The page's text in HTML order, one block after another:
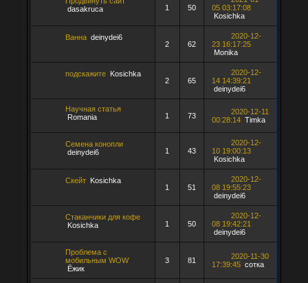
dasakruca
1 50
05 03:17:08
Kosichka
Ванна deinydei6
2
62
2020-12-
23 16:17:25
Monika
подскажите
Kosichka
2
65
2020-12-
14 14:39:21
deinydei6
Научная статья
Romania
1 73
2020-12-11
00:28:14 Timka
Семена конопли
deinydei6
1 43
2020-12-
10 19:00:13
Kosichka
Скейт
Kosichka
1
51
2020-12-
08 19:55:23
deinydei6
Стаканчики для кофе
Kosichka
1 50
2020-12-
08 19:42:21
deinydei6
Проблема с
мобильным WOW
Ёжик
3 81
2020-11-30
17:39:45 сотка